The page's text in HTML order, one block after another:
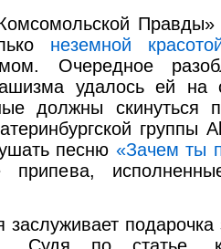
неземной
Очередное
удалось ей на
должны скинуться
группы
песню «Зачем ты